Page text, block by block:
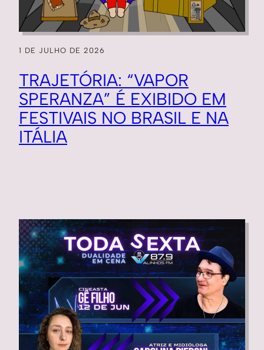
1 DE JULHO DE 2026
TRAJETÓRIA: “VAPOR
SPERANZA” É EXIBIDO EM
FESTIVAIS NO BRASIL E NA
ITÁLIA